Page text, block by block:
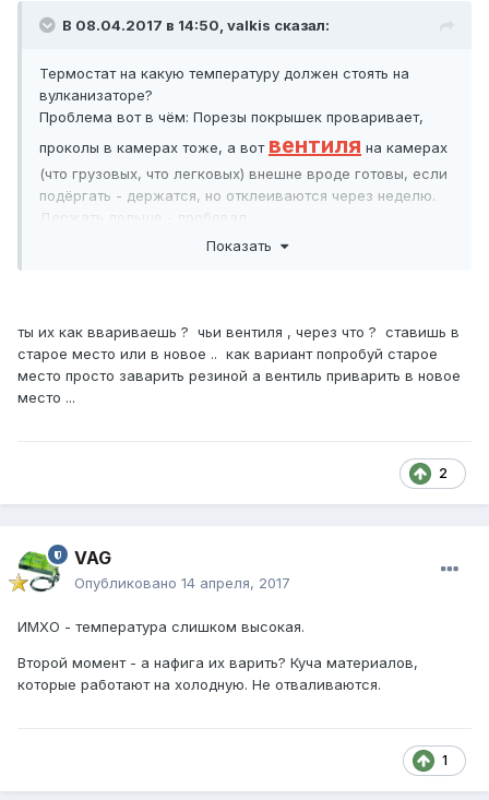
В 08.04.2017 в 14:50, valkis сказал:
Термостат на какую температуру должен стоять на
вулканизаторе?
Проблема вот в чём: Порезы покрышек проваривает,
проколы в камерах тоже, а вот вентиля на камерах
(что грузовых, что легковых) внешне вроде готовы, если
подёргать - держатся, но отклеиваются через неделю.
Держать дольше - пробовал.
Вулканизатор простой, без какой либо автоматики. На
Показать
ты их как ввариваешь ? чьи вентиля , через что ? ставишь в
старое место или в новое .. как вариант попробуй старое
место просто заварить резиной а вентиль приварить в новое
место ...
2
VAG
Опубликовано 14 апреля, 2017
ИМХО - температура слишком высокая.
Второй момент - а нафига их варить? Куча материалов,
которые работают на холодную. Не отваливаются.
1